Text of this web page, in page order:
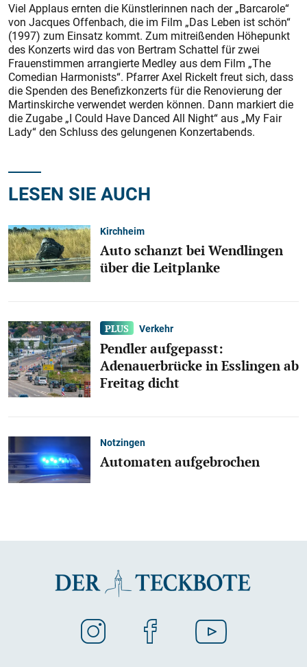
Viel Applaus ernten die Künstlerinnen nach der „Barcarole“
von Jacques Offenbach, die im Film „Das Leben ist schön“
(1997) zum Einsatz kommt. Zum mitreißenden Höhepunkt
des Konzerts wird das von Bertram Schattel für zwei
Frauenstimmen arrangierte Medley aus dem Film „The
Comedian Harmonists“. Pfarrer Axel Rickelt freut sich, dass
die Spenden des Benefizkonzerts für die Renovierung der
Martinskirche verwendet werden können. Dann markiert die
die Zugabe „I Could Have Danced All Night“ aus „My Fair
Lady“ den Schluss des gelungenen Konzertabends.
LESEN SIE AUCH
Kirchheim
Auto schanzt bei Wendlingen
über die Leitplanke
Verkehr
Pendler aufgepasst:
Adenauerbrücke in Esslingen ab
Freitag dicht
Notzingen
Automaten aufgebrochen